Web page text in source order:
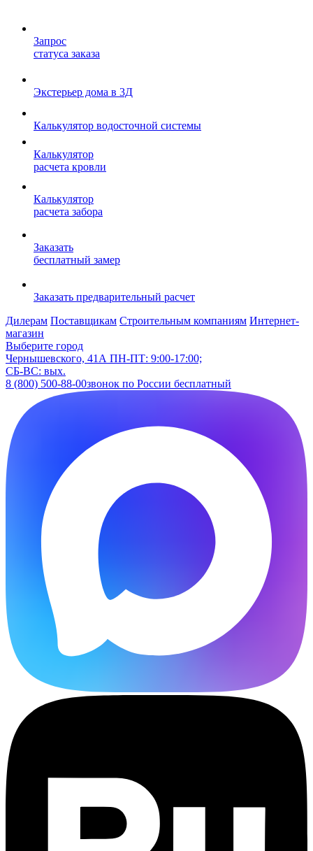
Запрос
статуса заказа
Экстерьер дома в 3Д
Калькулятор водосточной системы
Калькулятор
расчета кровли
Калькулятор
расчета забора
Заказать
бесплатный замер
Заказать предварительный расчет
Дилерам Поставщикам Строительным компаниям Интернет-
магазин
Выберите город
Чернышевского, 41А ПН-ПТ: 9:00-17:00;
СБ-ВС: вых.
8 (800) 500-88-00звонок по России бесплатный